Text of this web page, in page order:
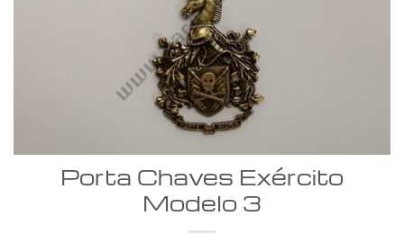
Porta Chaves Exército
Modelo 3